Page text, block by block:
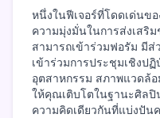
หนึ่งในฟีเจอร์ที่โดดเด่นข
ความมุ่งมั่นในการส่งเสริ
สามารถเข้าร่วมฟอรัม มี
เข้าร่วมการประชุมเชิงป
อุตสาหกรรม สภาพแวดล้
ให้คุณเติบโตในฐานะศิล
ความคิดเดียวกันที่แบ่งปัน